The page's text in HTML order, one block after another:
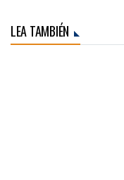
LEA TAMBIÉN